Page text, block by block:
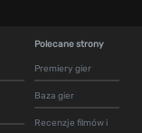
Polecane strony
Premiery gier
Baza gier
Recenzje filmów i